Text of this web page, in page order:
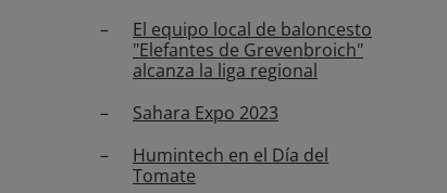
El equipo local de baloncesto
"Elefantes de Grevenbroich"
alcanza la liga regional
Sahara Expo 2023
Humintech en el Día del
Tomate